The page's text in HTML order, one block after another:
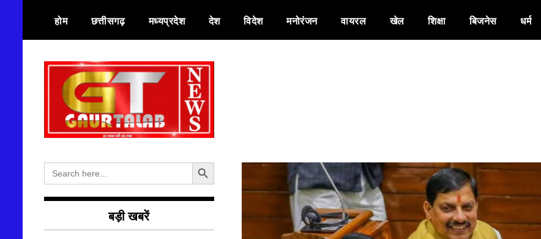
content
होम छत्तीसगढ़ मध्यप्रदेश देश विदेश मनोरंजन वायरल खेल शिक्षा बिजनेस धर्म
गौरतलब न्यूज
Search
for:
Search Button
बड़ी खबरें